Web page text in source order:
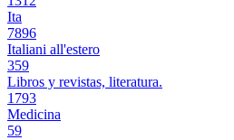
Ita
7896
Italiani all'estero
359
Libros y revistas, literatura.
1793
Medicina
59